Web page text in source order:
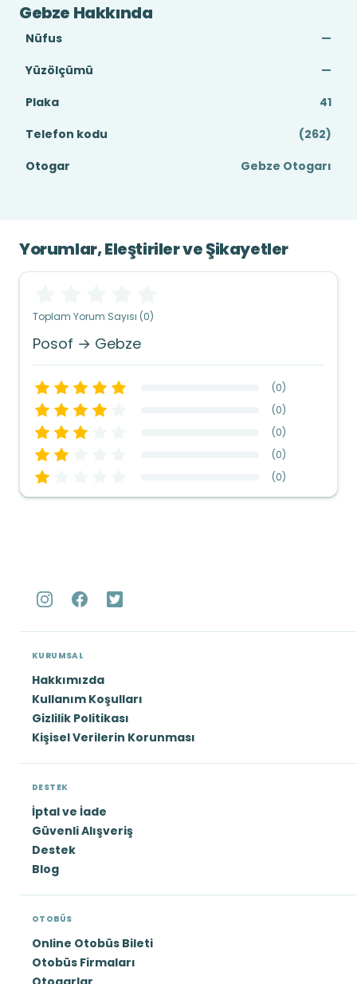
Gebze Hakkında
Nüfus
—
Yüzölçümü
—
Plaka
41
Telefon kodu
(262)
Otogar
Gebze Otogarı
Yorumlar, Eleştiriler ve Şikayetler
Toplam Yorum Sayısı (0)
Posof → Gebze
(0)
(0)
(0)
(0)
(0)
KURUMSAL
Hakkımızda
Kullanım Koşulları
Gizlilik Politikası
Kişisel Verilerin Korunması
DESTEK
İptal ve İade
Güvenli Alışveriş
Destek
Blog
OTOBÜS
Online Otobüs Bileti
Otobüs Firmaları